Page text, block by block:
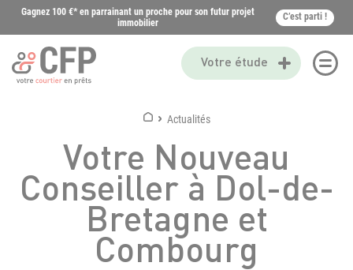
Gagnez 100 €* en parrainant un proche pour son futur projet
immobilier
C’est parti !
Votre étude
Actualités
Votre Nouveau
Conseiller à Dol-de-
Bretagne et
Combourg